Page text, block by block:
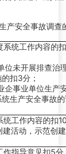
产安全事故调查
系统工作内容的
位未开展排查治
扣3分；
企事业单位生产
生产安全事故
统工作内容的扣
建活动，示范创